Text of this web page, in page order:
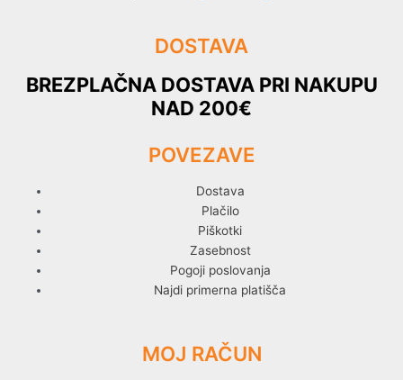
DOSTAVA
BREZPLAČNA DOSTAVA PRI NAKUPU
NAD 200€
POVEZAVE
Dostava
Plačilo
Piškotki
Zasebnost
Pogoji poslovanja
Najdi primerna platišča
MOJ RAČUN